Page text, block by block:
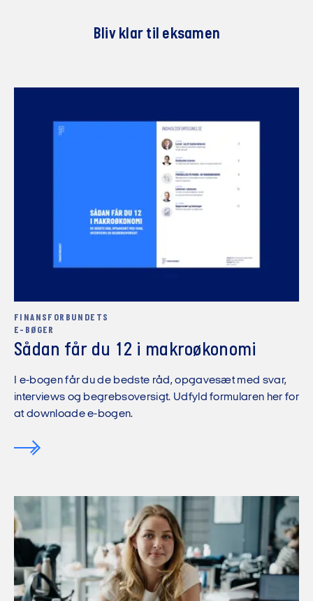
Bliv klar til eksamen
FINANSFORBUNDETS
E-BØGER
Sådan får du 12 i makroøkonomi
I e-bogen får du de bedste råd, opgavesæt med svar,
interviews og begrebsoversigt. Udfyld formularen her for
at downloade e-bogen.